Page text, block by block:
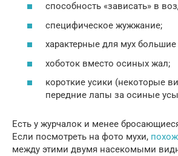
способность «зависать» в
специфическое жужжание;
характерные для мух большие
хоботок вместо осиных жал;
короткие усики (некоторые
передние лапы за осиные
Есть у журчалок и менее
Если посмотреть на фото мухи,
между этими двумя насекомыми